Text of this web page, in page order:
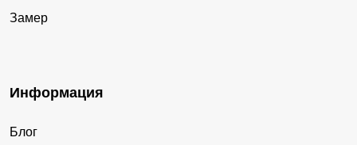
Замер
Информация
Блог